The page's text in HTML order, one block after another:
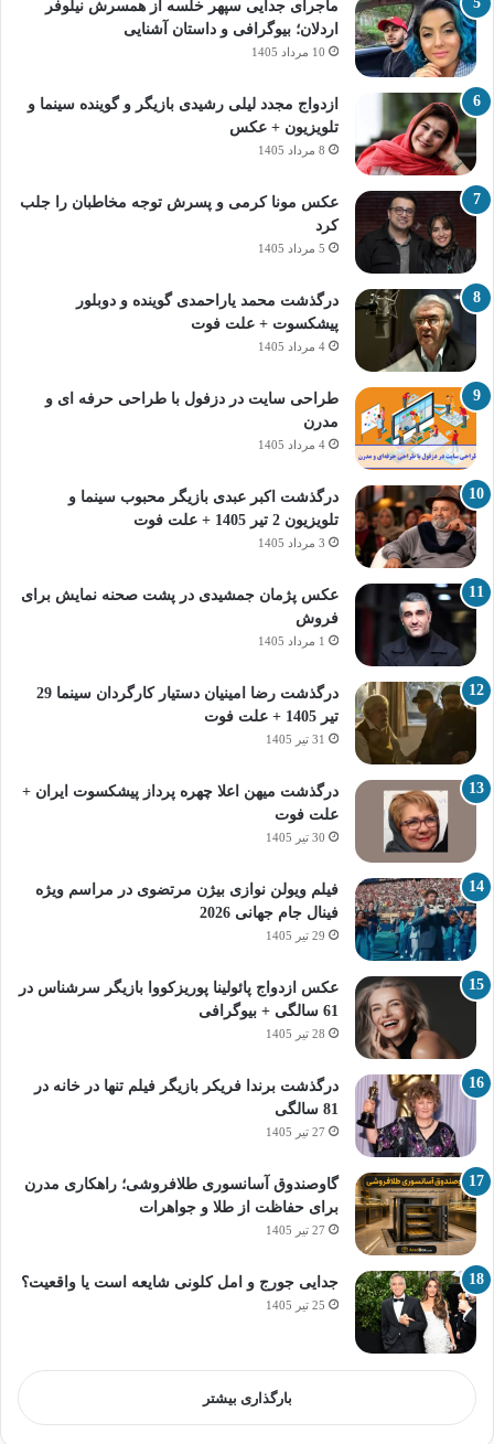
ماجرای جدایی سپهر خلسه از همسرش نیلوفر
اردلان؛ بیوگرافی و داستان آشنایی
10 مرداد 1405
ازدواج مجدد لیلی رشیدی بازیگر و گوینده سینما و
تلویزیون + عکس
8 مرداد 1405
عکس مونا کرمی و پسرش توجه مخاطبان را جلب
کرد
5 مرداد 1405
درگذشت محمد یاراحمدی گوینده و دوبلور
پیشکسوت + علت فوت
4 مرداد 1405
طراحی سایت در دزفول با طراحی حرفه‌ ای و
مدرن
4 مرداد 1405
درگذشت اکبر عبدی بازیگر محبوب سینما و
تلویزیون 2 تیر 1405 + علت فوت
3 مرداد 1405
عکس پژمان جمشیدی در پشت صحنه نمایش برای
فروش
1 مرداد 1405
درگذشت رضا امینیان دستیار کارگردان سینما 29
تیر 1405 + علت فوت
31 تیر 1405
درگذشت میهن اعلا چهره پرداز پیشکسوت ایران +
علت فوت
30 تیر 1405
فیلم ویولن نوازی بیژن مرتضوی در مراسم ویژه
فینال جام جهانی 2026
29 تیر 1405
عکس ازدواج پائولینا پوریزکووا بازیگر سرشناس در
61 سالگی + بیوگرافی
28 تیر 1405
درگذشت برندا فریکر بازیگر فیلم تنها در خانه در
81 سالگی
27 تیر 1405
گاوصندوق آسانسوری طلافروشی؛ راهکاری مدرن
برای حفاظت از طلا و جواهرات
27 تیر 1405
جدایی جورج و امل کلونی شایعه است یا واقعیت؟
25 تیر 1405
بارگذاری بیشتر